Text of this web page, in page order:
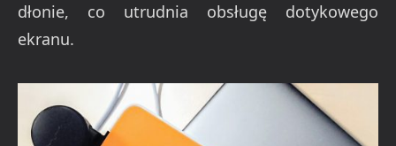
dłonie, co utrudnia obsługę dotykowego
ekranu.